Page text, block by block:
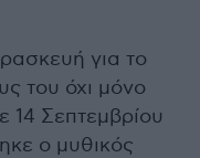
για το
του όχι μόνο
14 Σεπτεμβρίου
ο μυθικός